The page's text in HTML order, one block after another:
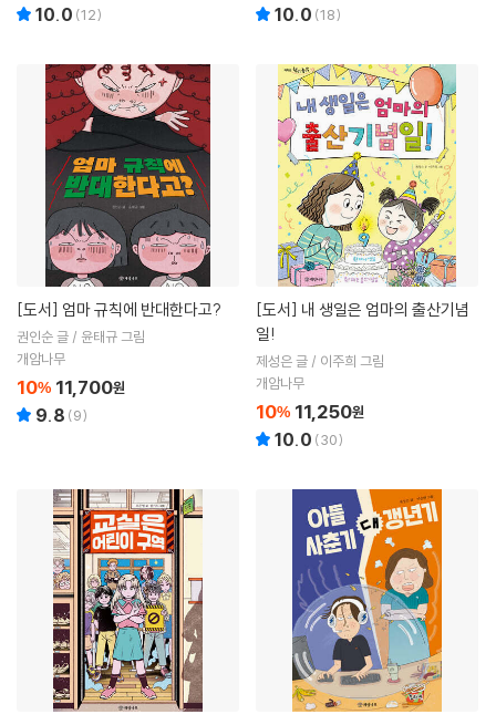
10.0 (12) 10.0 (18)
[도서] 엄마 규칙에 반대한다고?
권인순 글 / 윤태규 그림
개암나무
10% 11,700원
9.8 (9)
[도서]
일!
제성은 글 / 이주희 그림
개암나무
10% 11,250원
10.0 (30)